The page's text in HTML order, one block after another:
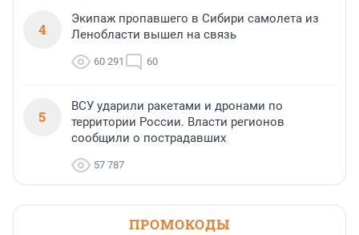
4
Экипаж пропавшего в Сибири самолета из
Ленобласти вышел на связь
60 291 60
5
ВСУ ударили ракетами и дронами по
территории России. Власти регионов
сообщили о пострадавших
57 787
ПРОМОКОДЫ